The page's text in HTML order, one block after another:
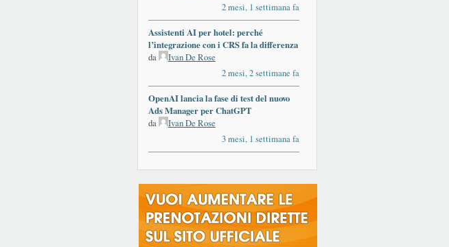
2 mesi, 1 settimana fa
Assistenti AI per hotel: perché
l’integrazione con i CRS fa la differenza
da
Ivan De Rose
2 mesi, 2 settimane fa
OpenAI lancia la fase di test del nuovo
Ads Manager per ChatGPT
da
Ivan De Rose
3 mesi, 1 settimana fa